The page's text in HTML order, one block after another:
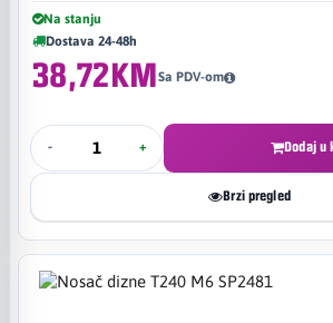
Na stanju
Dostava 24-48h
38,72KMSa PDV-om
- + Dodaj u
Brzi pregled